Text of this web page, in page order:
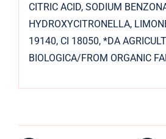
CITRIC ACID, SODIUM
HYDROXYCITRONELLA,
19140, CI 18050, *DA
BIOLOGICA/FROM ORGANIC